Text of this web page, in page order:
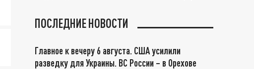
ПОСЛЕДНИЕ НОВОСТИ
Главное к вечеру 6 августа. США усилили
разведку для Украины. ВС России – в Орехове